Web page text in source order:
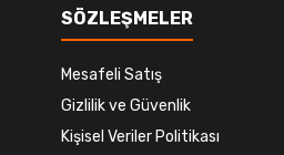
SÖZLEŞMELER
Mesafeli Satış
Gizlilik ve Güvenlik
Kişisel Veriler Politikası